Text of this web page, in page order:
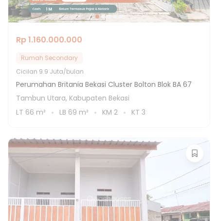
Rp 1.160.000.000
Rumah Secondary
Cicilan 9.9 Juta/bulan
Perumahan Britania Bekasi Cluster Bolton Blok BA 67
Tambun Utara, Kabupaten Bekasi
LT 66 m² LB 69 m² KM 2 KT 3